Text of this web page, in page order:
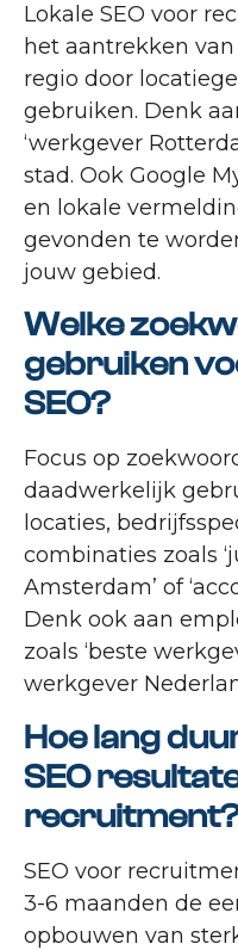
Lokale SEO voor
het aantrekken
regio door
gebruiken. Denk
‘werkgever
stad. Ook Google
en lokale
gevonden te
jouw gebied.
Welke
gebruiken
SEO?
Focus op
daadwerkelijk
locaties,
combinaties zoals
Amsterdam’ of
Denk ook aan
zoals ‘beste
werkgever
Hoe lang
SEO
SEO voor
3-6 maanden de
opbouwen van